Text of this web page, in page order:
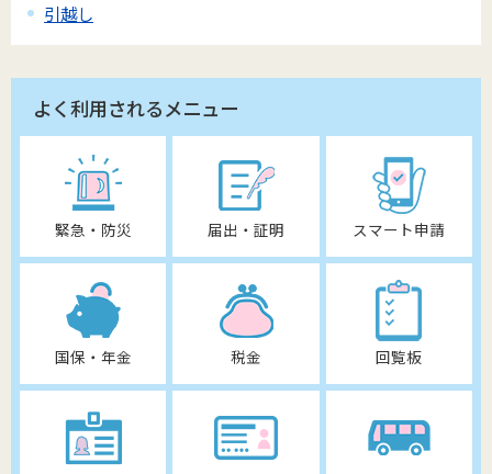
引越し
よく利用されるメニュー
緊急・防災 届出・証明 スマート申請
国保・年金 税金 回覧板